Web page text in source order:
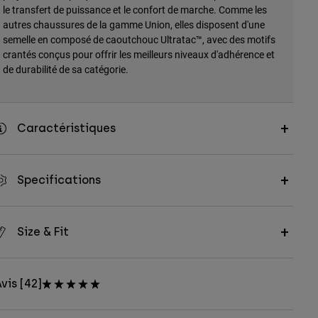
le transfert de puissance et le confort de marche. Comme les
autres chaussures de la gamme Union, elles disposent d'une
semelle en composé de caoutchouc Ultratac™, avec des motifs
crantés conçus pour offrir les meilleurs niveaux d'adhérence et
de durabilité de sa catégorie.
Caractéristiques
Specifications
Size & Fit
[42]